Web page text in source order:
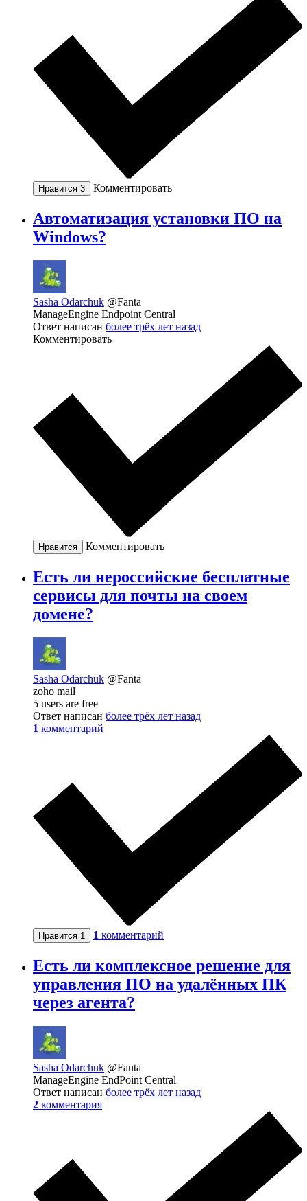
Нравится 3 Комментировать
Автоматизация установки ПО на
Windows?
Sasha Odarchuk @Fanta
ManageEngine Endpoint Central
Ответ написан более трёх лет назад
Комментировать
Нравится Комментировать
Есть ли нероссийские бесплатные
сервисы для почты на своем
домене?
Sasha Odarchuk @Fanta
zoho mail
5 users are free
Ответ написан более трёх лет назад
1 комментарий
Нравится 1 1 комментарий
Есть ли комплексное решение для
управления ПО на удалённых ПК
через агента?
Sasha Odarchuk @Fanta
ManageEngine EndPoint Central
Ответ написан более трёх лет назад
2 комментария